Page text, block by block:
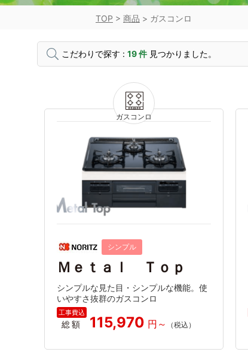
TOP > 商品 > ガスコンロ
こだわりで探す : 19 件 見つかりました。
シンプル
Ｍｅｔａｌ Ｔｏｐ
シンプルな見た目・シンプルな機能。使
いやすさ抜群のガスコンロ
総額 115,970